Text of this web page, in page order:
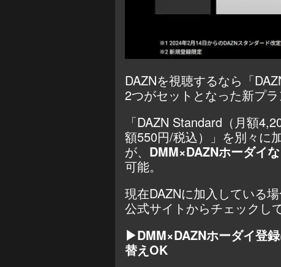
DAZNを視聴するなら「
2つがセットとなった新プ
「DAZN Standard（月額
額550円/税込）」を別々に
が、 DMM×DAZNホーダイ
可能。
現在DAZNに加入している
公式サイトからチェックし
▶DMM×DAZNホーダイ登
替えOK